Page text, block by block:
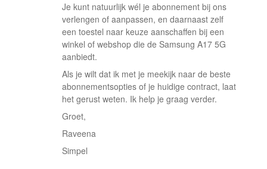
Je kunt natuurlijk wél je abonnement bij ons
verlengen of aanpassen, en daarnaast zelf
een toestel naar keuze aanschaffen bij een
winkel of webshop die de Samsung A17 5G
aanbiedt.
Als je wilt dat ik met je meekijk naar de beste
abonnementsopties of je huidige contract, laat
het gerust weten. Ik help je graag verder.
Groet,
Raveena
Simpel